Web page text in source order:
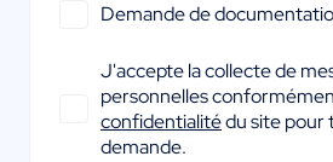
Demande de
J'accepte la collecte de
personnelles
confidentialitédu site pour
demande.